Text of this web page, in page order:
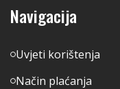
Navigacija
Uvjeti korištenja
Način plaćanja